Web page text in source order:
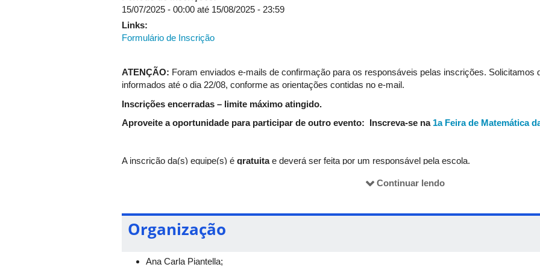
15/07/2025 - 00:00 até 15/08/2025 - 23:59
Links:
Formulário de Inscrição
ATENÇÃO: Foram enviados e-mails de confirmação para os responsáveis pelas inscrições. Solicitamos
informados até o dia 22/08, conforme as orientações contidas no e-mail.
Inscrições encerradas – limite máximo atingido.
Aproveite a oportunidade para participar de outro evento: Inscreva-se na 1a Feira de Matemática
A inscrição da(s) equipe(s) é gratuitae deverá ser feita por um responsável pela escola.
<<ACESSE AQUI O FORMULÁRIO DE
máxima de 350 pessoas do auditório em que será realizado o evento.
Serão garantidas as primeiras inscrições de, pelo menos, 30 equipes das escolas públicas e de, pelo
Recomendamos que as inscrições das equipes sejam feitas de forma antecipada para garantir a
Continuar lendo
Organização
Ana Carla Piantella;